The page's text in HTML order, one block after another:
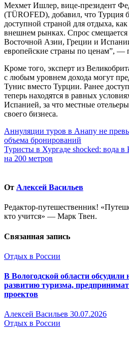
Мехмет Ишлер, вице-президент
(TÜROFED), добавил, что Турция
доступной страной для отдыха,
внешнем рынках. Спрос
Восточной Азии, Греции и
европейские страны по ценам”, —
Кроме того, эксперт из
с любым уровнем дохода могут
Тунис вместо Турции. Ранее
теперь находятся в равных
Испанией, за что местные
своего бизнеса.
Навигация
по
записям
Аннуляции туров в Анапу не
объема бронирований
Туристы в Хургаде shocked: вода в
на 200 метров
От Алексей Васильев
Редактор-путешественник!
кто учится» — Марк Твен.
Связанная запись
Отдых в России
В Вологодской области
развитию туризма,
проектов
Алексей Васильев 30.07.2026
Отдых в России